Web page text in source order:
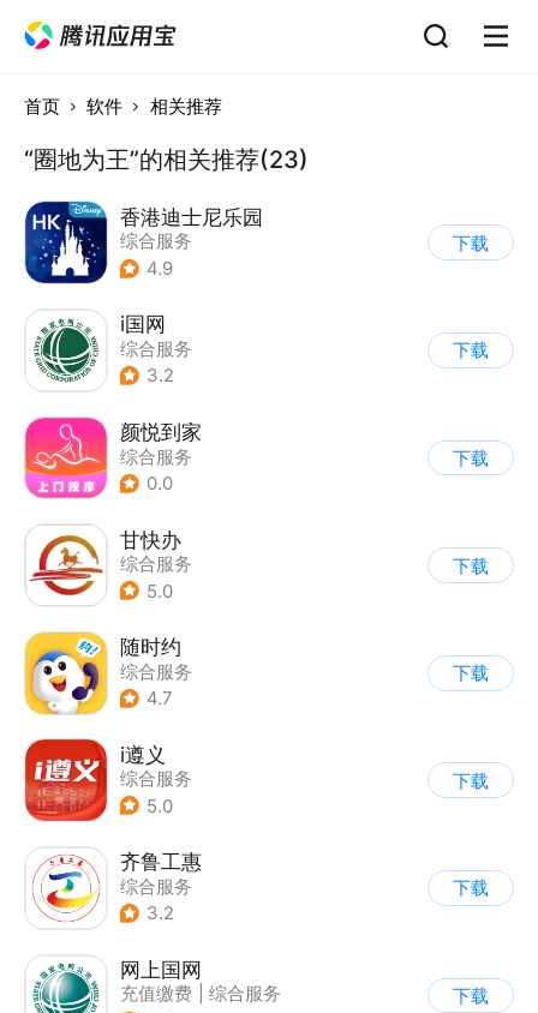
首页 软件 相关推荐
“圈地为王”的相关推荐(23)
香港迪士尼乐园
综合服务
4.9
下载
i国网
综合服务
3.2
下载
颜悦到家
综合服务
0.0
下载
甘快办
综合服务
5.0
下载
随时约
综合服务
4.7
下载
i遵义
综合服务
5.0
下载
齐鲁工惠
综合服务
3.2
下载
网上国网
充值缴费
综合服务
下载